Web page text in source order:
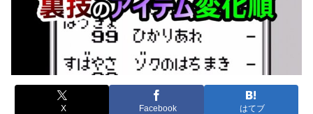
X Facebook はてブ